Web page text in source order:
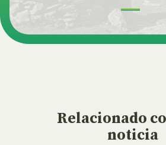
Relacionado
noticia